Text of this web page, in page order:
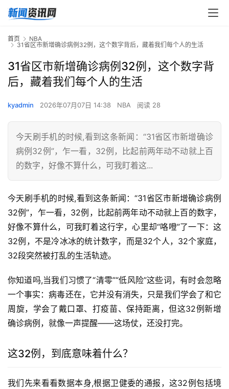
首页
NBA
31省区市新增确诊病例32例，这个数字背后，藏着我们每个人的生活
31省区市新增确诊病例32例，这个数字背
后，藏着我们每个人的生活
kyadmin 2026年07月07日 14:38 NBA 阅读 28
今天刷手机的时候,看到这条新闻：“31省区市新增确诊
病例32例”，乍一看，32例，比起前两年动不动就上百
的数字，好像不算什么，可我盯着这...
今天刷手机的时候,看到这条新闻：“31省区市新增确诊病例
32例”，乍一看，32例，比起前两年动不动就上百的数字，
好像不算什么，可我盯着这行字，心里却“咯噔”了一下：这
32例，不是冷冰冰的统计数字，而是32个人，32个家庭，
32段突然被打乱的生活轨迹。
你知道吗,当我们习惯了“清零”“低风险”这些词，有时会忽略
一个事实：病毒还在，它并没有消失，只是我们学会了和它
周旋，学会了戴口罩、打疫苗、保持距离，但这32例新增
确诊病例，就像一声提醒——这场仗，还没打完。
这32例，到底意味着什么？
我们先来看看数据本身,根据卫健委的通报，这32例包括境